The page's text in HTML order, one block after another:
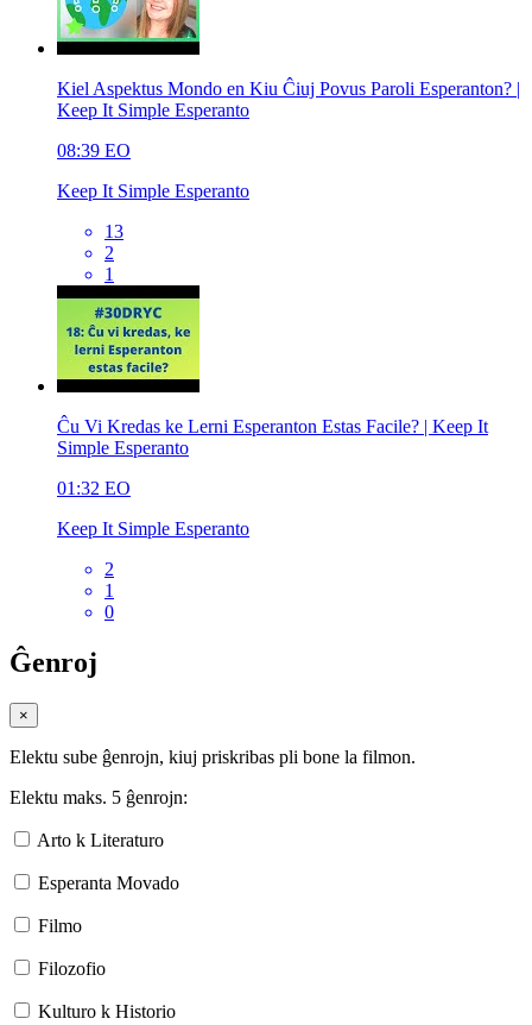
Kiel Aspektus Mondo en Kiu Ĉiuj Povus Paroli Esperanton? |
Keep It Simple Esperanto
08:39 EO
Keep It Simple Esperanto
13
2
1
Ĉu Vi Kredas ke Lerni Esperanton Estas Facile? | Keep It
Simple Esperanto
01:32 EO
Keep It Simple Esperanto
2
1
0
Ĝenroj
×
Elektu sube ĝenrojn, kiuj priskribas pli bone la filmon.
Elektu maks. 5 ĝenrojn:
Arto k Literaturo
Esperanta Movado
Filmo
Filozofio
Kulturo k Historio